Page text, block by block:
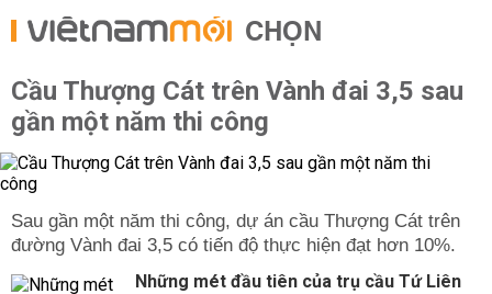
CHỌN
Cầu Thượng Cát trên Vành đai 3,5 sau
gần một năm thi công
Sau gần một năm thi công, dự án cầu Thượng Cát trên
đường Vành đai 3,5 có tiến độ thực hiện đạt hơn 10%.
Những mét đầu tiên của trụ cầu Tứ Liên